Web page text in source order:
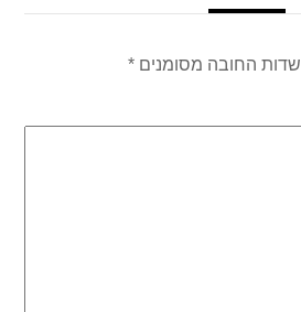
שדות החובה מסומנים*